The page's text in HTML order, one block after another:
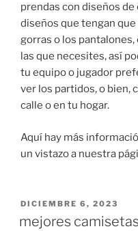
prendas con diseños
diseños que tengan
gorras o los
las que necesites, así
tu equipo o jugador
ver los partidos, o bien,
calle o en tu hogar.
Aquí hay más
un vistazo a nuestra
PUBLICADO
DICIEMBRE 6, 2023
mejores